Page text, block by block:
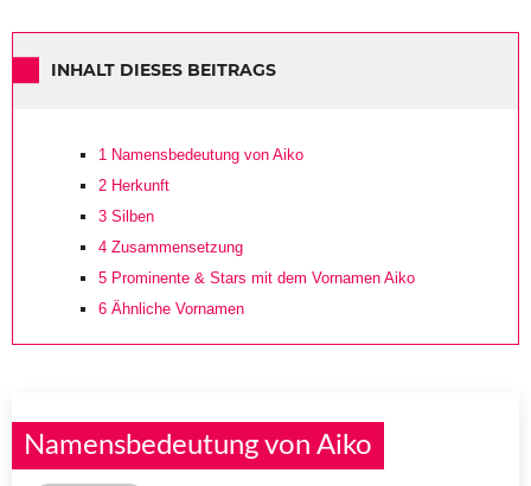
INHALT DIESES BEITRAGS
1 Namensbedeutung von Aiko
2 Herkunft
3 Silben
4 Zusammensetzung
5 Prominente & Stars mit dem Vornamen Aiko
6 Ähnliche Vornamen
Namensbedeutung von Aiko